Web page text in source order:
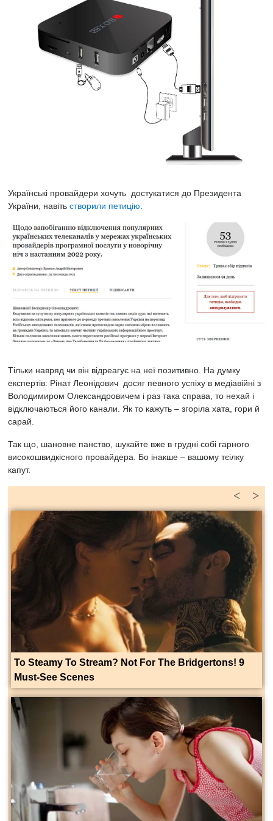
Українські провайдери хочуть достукатися до Президента
України, навіть створили петицію
Тільки навряд чи він відреагує на неї позитивно. На думку
експертів: Рінат Леонідович досяг певного успіху в медіавійні з
Володимиром Олександровичем і раз така справа, то нехай і
відключаються його канали. Як то кажуть – згоріла хата, гори й
сарай.
Так що, шановне панство, шукайте вже в грудні собі гарного
високошвидкісного провайдера. Бо інакше – вашому тєілку
капут.
>
<
To Steamy To Stream? Not For The Bridgertons! 9
Must-See Scenes